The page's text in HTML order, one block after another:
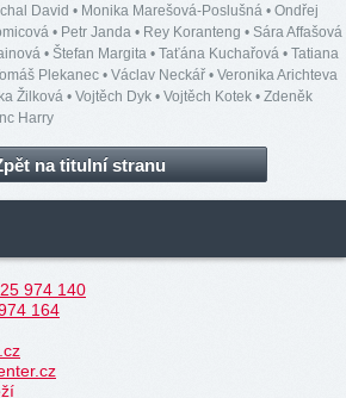
David • Monika Marešová-Poslušná • Ondřej
• Petr Janda • Rey Koranteng • Sára Affašová
• Štefan Margita • Taťána Kuchařová • Tatiana
Plekanec • Václav Neckář • Veronika Arichteva
Žilková • Vojtěch Dyk • Vojtěch Kotek • Zdeněk
Harry
na titulní stranu
974 140
164